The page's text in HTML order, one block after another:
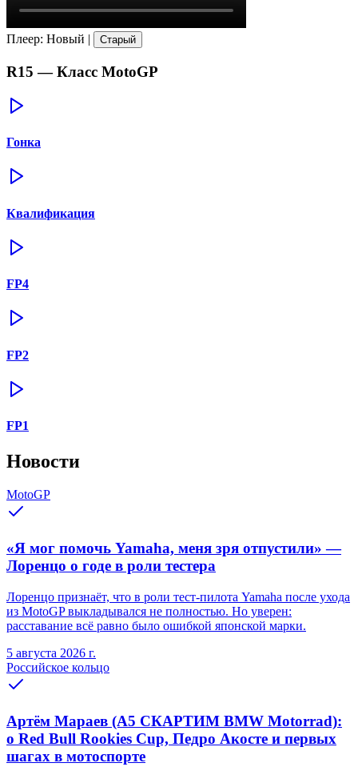
Плеер: Новый | Старый
R15 — Класс MotoGP
Гонка
Квалификация
FP4
FP2
FP1
Новости
MotoGP
«Я мог помочь Yamaha, меня зря отпустили» —
Лоренцо о годе в роли тестера
Лоренцо признаёт, что в роли тест-пилота Yamaha после ухода
из MotoGP выкладывался не полностью. Но уверен:
расставание всё равно было ошибкой японской марки.
5 августа 2026 г.
Российское кольцо
Артём Мараев (A5 СКАРТИМ BMW Motorrad):
о Red Bull Rookies Cup, Педро Акосте и первых
шагах в мотоспорте